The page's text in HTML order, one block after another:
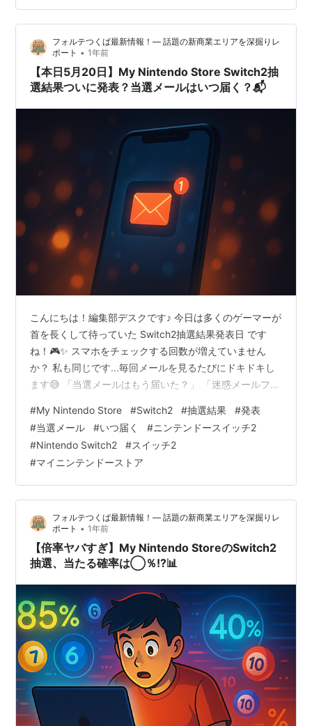
に、「次の抽選はいつから…
フォルテつくば最新情報！— 話題の新商業エリアを深掘りレ
ポート • 1年前
【本日5月20日】My Nintendo Store Switch2抽
選結果ついに発表？当選メールはいつ届く？📬
こんにちは！編集部デスクです♪ 今日は多くのゲーマーが
首を長くして待っていた Switch2抽選結果発表日 です
ね！🎮✨ スマホをチェックする回数が増えていません
か？ 私も同じです...毎回メールを見るたびにドキドキし
ます😅 「当選メールはもう届いた？」 「迷惑メールフォ
んなあなたのために、今回は Switch2抽選結果と当選メ
ール について、最新情報を徹底解説します！📱 この記事
を最後まで読めば、抽選結果のすべてがわかり、あなた
の不安も解消されるはず！✨ (この記事には一部プロモー
ションが含まれています。) 👉🔗 今すぐ楽天でSwitch…
#My Nintendo Store #Switch2 #抽選結果 #発表
#当選メール #いつ届く #ニンテンドースイッチ2
#Nintendo Switch2 #スイッチ2
#マイニンテンドーストア
フォルテつくば最新情報！— 話題の新商業エリアを深掘りレ
ポート • 1年前
【倍率ヤバすぎ】My Nintendo StoreのSwitch2
抽選、当たる確率は◯％!?📊